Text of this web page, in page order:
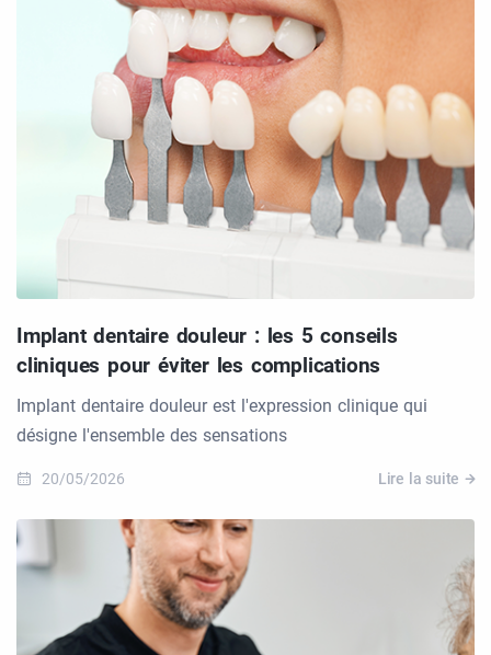
Implant dentaire douleur : les 5 conseils
cliniques pour éviter les complications
Implant dentaire douleur est l'expression clinique qui
désigne l'ensemble des sensations
20/05/2026 Lire la suite